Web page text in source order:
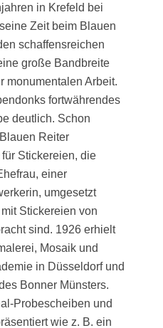
in Krefeld bei
Zeit beim Blauen
schaffensreichen
große Bandbreite
monumentalen Arbeit.
fortwährendes
deutlich. Schon
Reiter
Stickereien, die
einer
umgesetzt
Stickereien von
sind. 1926 erhielt
Mosaik und
in Düsseldorf und
Bonner Münsters.
Probescheiben und
wie z. B. ein